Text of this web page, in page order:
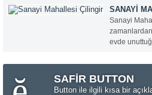
hattıyla Etiler ve çevresinde
SANAYI
Sanayi
evde
kaldığımız
Hemen bize
çağırırız ve
SAFİR BUTTON
Button ile ilgili kısa bir